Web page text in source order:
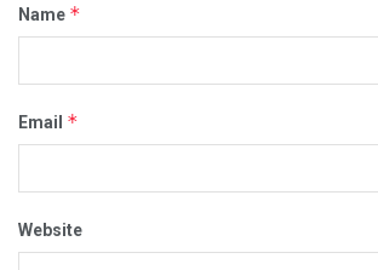
Name *
Email *
Website